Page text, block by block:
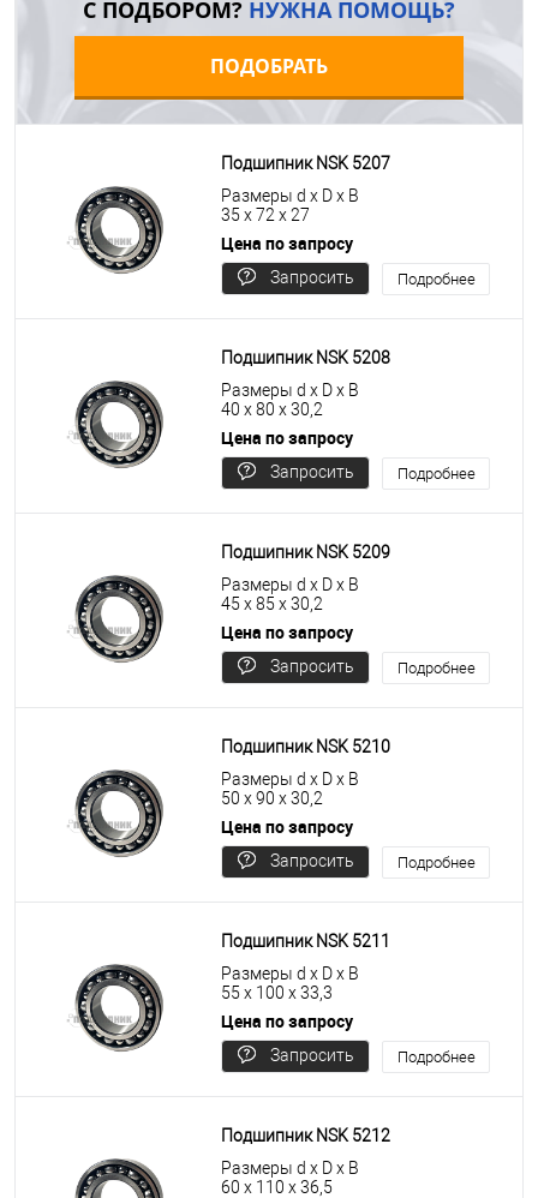
С ПОДБОРОМ? НУЖНА ПОМОЩЬ?
ПОДОБРАТЬ
Подшипник NSK 5207
Размеры d x D x B
35 x 72 x 27
Цена по запросу
Запросить
Подробнее
Подшипник NSK 5208
Размеры d x D x B
40 x 80 x 30,2
Цена по запросу
Запросить
Подробнее
Подшипник NSK 5209
Размеры d x D x B
45 x 85 x 30,2
Цена по запросу
Запросить
Подробнее
Подшипник NSK 5210
Размеры d x D x B
50 x 90 x 30,2
Цена по запросу
Запросить
Подробнее
Подшипник NSK 5211
Размеры d x D x B
55 x 100 x 33,3
Цена по запросу
Запросить
Подробнее
Подшипник NSK 5212
Размеры d x D x B
60 x 110 x 36,5